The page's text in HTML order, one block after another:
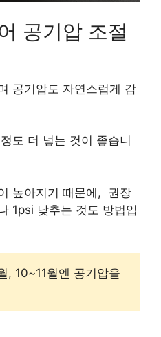
공기압 조절
공기압도 자연스럽게 감
도 더 넣는 것이 좋습니
높아지기 때문에, 권장
1psi 낮추는 것도 방법입
10~11월엔 공기압을